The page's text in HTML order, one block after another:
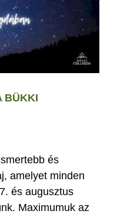
BÜKKI
és
amelyet minden
és augusztus
Maximumuk az